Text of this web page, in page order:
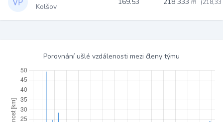
Kolšov
Porovnání ušlé vzdálenosti mezi členy týmu